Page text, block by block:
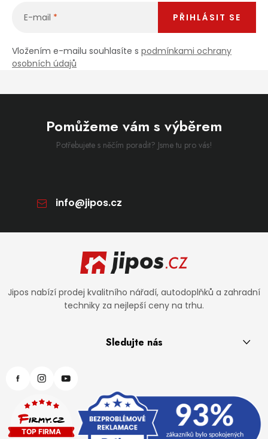
E-mail
Vložením e-mailu souhlasíte s podmínkami ochrany
osobních údajů
PŘIHLÁSIT SE
Pomůžeme vám s výběrem
Potřebujete s něčím poradit? Jsme tu pro vás!
info@jipos.cz
Jipos nabízí prodej kvalitního nářadí, autodoplňků a zahradní
techniky za nejlepší ceny na trhu.
Sledujte nás